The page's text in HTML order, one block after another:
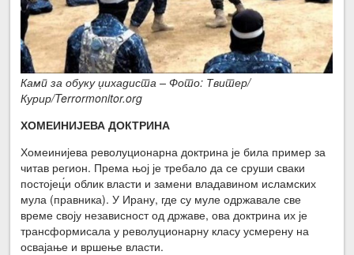
Камп за обуку џихадиста – Фото: Твитер/
Курир/Terrormonitor.org
ХОМЕИНИЈЕВА ДОКТРИНА
Хомеинијева револуционарна доктрина је била пример за
читав регион. Према њој је требало да се сруши сваки
постојец́и облик власти и замени владавином исламских
мула (правника). У Ирану, где су муле одржавале све
време своју независност од државе, ова доктрина их је
трансформисала у револуционарну класу усмерену на
освајање и вршење власти.